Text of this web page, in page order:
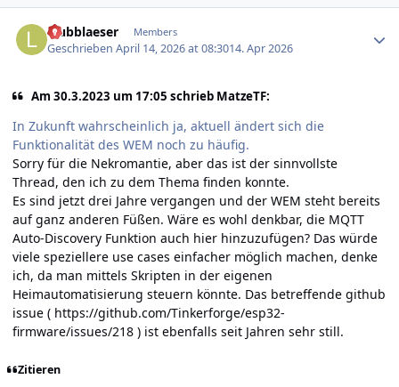
laubblaeser Members
GeschriebenApril 14, 2026 at 08:3014. Apr 2026
Am 30.3.2023 um 17:05 schrieb MatzeTF:
In Zukunft wahrscheinlich ja, aktuell ändert sich die
Funktionalität des WEM noch zu häufig.
Sorry für die Nekromantie, aber das ist der sinnvollste
Thread, den ich zu dem Thema finden konnte.
Es sind jetzt drei Jahre vergangen und der WEM steht bereits
auf ganz anderen Füßen. Wäre es wohl denkbar, die MQTT
Auto-Discovery Funktion auch hier hinzuzufügen? Das würde
viele speziellere use cases einfacher möglich machen, denke
ich, da man mittels Skripten in der eigenen
Heimautomatisierung steuern könnte. Das betreffende github
issue ( https://github.com/Tinkerforge/esp32-
firmware/issues/218 ) ist ebenfalls seit Jahren sehr still.
Zitieren